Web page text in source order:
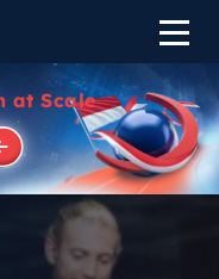
at Scale